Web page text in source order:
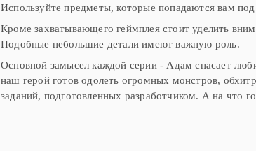
Используйте предметы, которые попадаются вам
Кроме захватывающего геймплея стоит уделить
Подобные небольшие детали имеют важную роль.
Основной замысел каждой серии - Адам спасает
наш герой готов одолеть огромных монстров,
заданий, подготовленных разработчиком. А на что